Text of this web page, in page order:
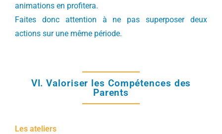
animations en profitera.
Faites donc attention à ne pas superposer deux
actions sur une même période.
VI. Valoriser les Compétences des
Parents
Les ateliers